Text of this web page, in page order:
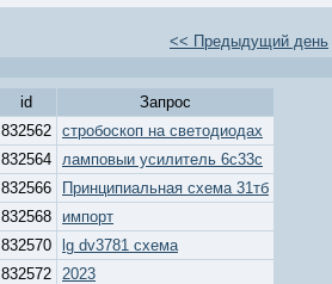
<< Предыдущий день
id
Запрос
832562 стробоскоп на светодиодах
832564 ламповыи усилитель 6с33с
832566
Принципиальная схема 31тб
832568
импорт
832570
lg dv3781 схема
832572 2023